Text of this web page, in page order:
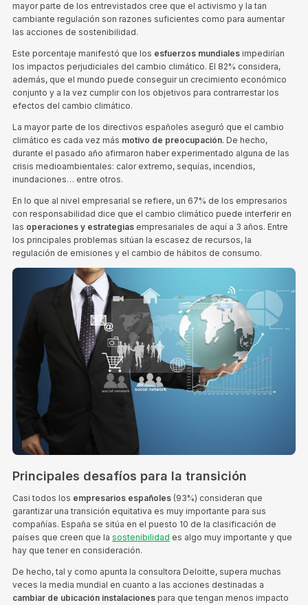
mayor parte de los entrevistados cree que el activismo y la tan
cambiante regulación son razones suficientes como para aumentar
las acciones de sostenibilidad.
Este porcentaje manifestó que los esfuerzos mundiales impedirían
los impactos perjudiciales del cambio climático. El 82% considera,
además, que el mundo puede conseguir un crecimiento económico
conjunto y a la vez cumplir con los objetivos para contrarrestar los
efectos del cambio climático.
La mayor parte de los directivos españoles aseguró que el cambio
climático es cada vez más motivo de preocupación. De hecho,
durante el pasado año afirmaron haber experimentado alguna de las
crisis medioambientales: calor extremo, sequías, incendios,
inundaciones… entre otros.
En lo que al nivel empresarial se refiere, un 67% de los empresarios
con responsabilidad dice que el cambio climático puede interferir en
las operaciones y estrategias empresariales de aquí a 3 años. Entre
los principales problemas sitúan la escasez de recursos, la
regulación de emisiones y el cambio de hábitos de consumo.
Principales desafíos para la transición
Casi todos los empresarios españoles (93%) consideran que
garantizar una transición equitativa es muy importante para sus
compañías. España se sitúa en el puesto 10 de la clasificación de
países que creen que la sostenibilidad es algo muy importante y que
hay que tener en consideración.
De hecho, tal y como apunta la consultora Deloitte, supera muchas
veces la media mundial en cuanto a las acciones destinadas a
cambiar de ubicación instalaciones para que tengan menos impacto